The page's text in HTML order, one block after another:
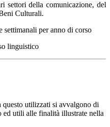
settori della comunicazione, del
Culturali.
settimanali per anno di corso
utilizzati si avvalgono di
ed utili alle finalità illustrate nella